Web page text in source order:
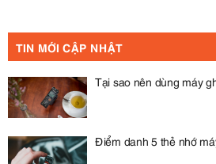
TIN MỚI CẬP NHẬT
Tại sao nên dùng máy
Điểm danh 5 thẻ nhớ